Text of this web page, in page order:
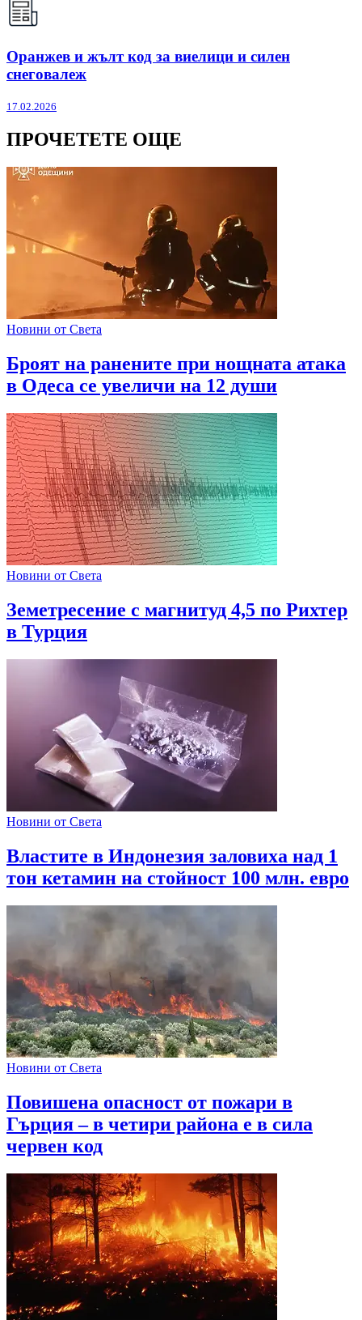
Оранжев и жълт код за виелици и силен
снеговалеж
17.02.2026
ПРОЧЕТЕТЕ ОЩЕ
Новини от Света
Броят на ранените при нощната атака
в Одеса се увеличи на 12 души
Новини от Света
Земетресение с магнитуд 4,5 по Рихтер
в Турция
Новини от Света
Властите в Индонезия заловиха над 1
тон кетамин на стойност 100 млн. евро
Новини от Света
Повишена опасност от пожари в
Гърция – в четири района е в сила
червен код